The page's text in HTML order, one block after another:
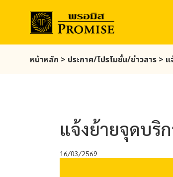
หน้าหลัก > ประกาศ/โปรโมชั่น/ข่าวสาร > แ
แจ้งย้ายจุดบริ
16/03/2569